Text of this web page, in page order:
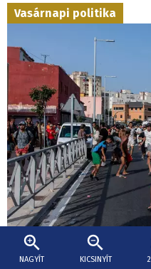
NAGYÍT KICSINYÍT
Vasárnapi politika
2026. augusztus 2., 16:08
Politikai